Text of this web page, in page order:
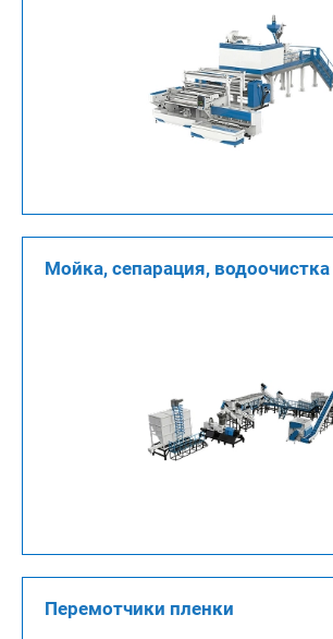
Мойка, сепарация, водоочистка
Перемотчики пленки